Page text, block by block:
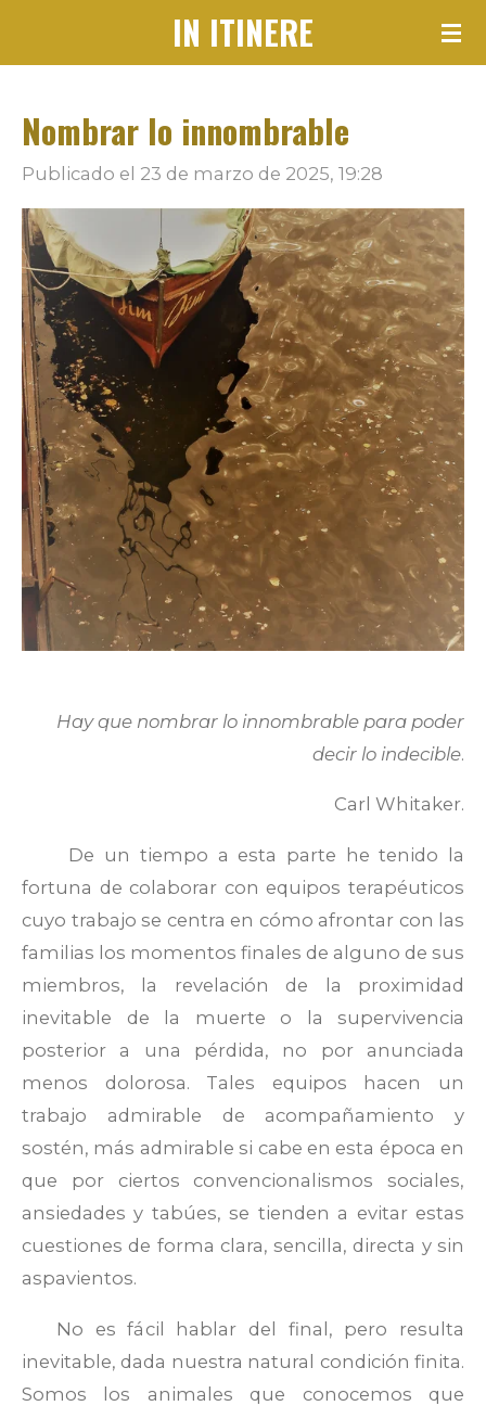
principal
IN ITINERE
Nombrar lo innombrable
Publicado el 23 de marzo de 2025, 19:28
Hay que nombrar lo innombrable para poder
decir lo indecible.
Carl Whitaker.
De un tiempo a esta parte he tenido la
fortuna de colaborar con equipos terapéuticos
cuyo trabajo se centra en cómo afrontar con las
familias los momentos finales de alguno de sus
miembros, la revelación de la proximidad
inevitable de la muerte o la supervivencia
posterior a una pérdida, no por anunciada
menos dolorosa. Tales equipos hacen un
trabajo admirable de acompañamiento y
sostén, más admirable si cabe en esta época en
que por ciertos convencionalismos sociales,
ansiedades y tabúes, se tienden a evitar estas
cuestiones de forma clara, sencilla, directa y sin
aspavientos.
No es fácil hablar del final, pero resulta
inevitable, dada nuestra natural condición finita.
Somos los animales que conocemos que